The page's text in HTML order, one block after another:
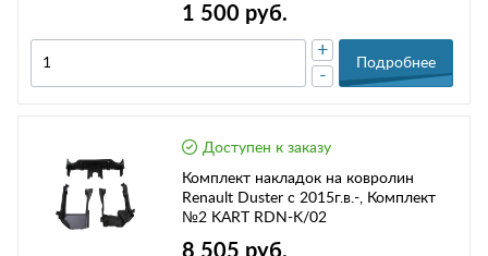
1 500 руб.
-
+
Подробнее
Доступен к заказу
Комплект накладок на ковролин
Renault Duster с 2015г.в.-, Комплект
№2 KART RDN-K/02